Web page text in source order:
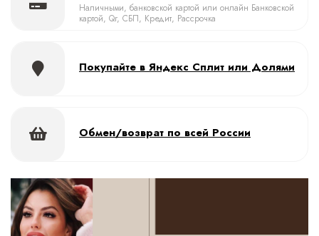
Наличными, банковской картой или онлайн Банковской
картой, Qr, СБП, Кредит, Рассрочка
Покупайте в Яндекс Сплит или Долями
Обмен/возврат по всей России